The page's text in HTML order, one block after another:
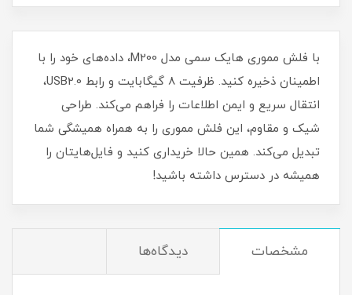
با فلش مموری هایک سمی مدل M200، داده‌های خود را با
اطمینان ذخیره کنید. ظرفیت 8 گیگابایت و رابط USB2.0،
انتقال سریع و ایمن اطلاعات را فراهم می‌کند. طراحی
شیک و مقاوم، این فلش مموری را به همراه همیشگی شما
تبدیل می‌کند. همین حالا خریداری کنید و فایل‌هایتان را
همیشه در دسترس داشته باشید!
مشخصات دیدگاه‌ها